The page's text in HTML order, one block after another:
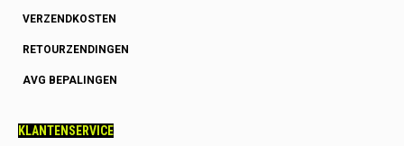
VERZENDKOSTEN
RETOURZENDINGEN
AVG BEPALINGEN
KLANTENSERVICE